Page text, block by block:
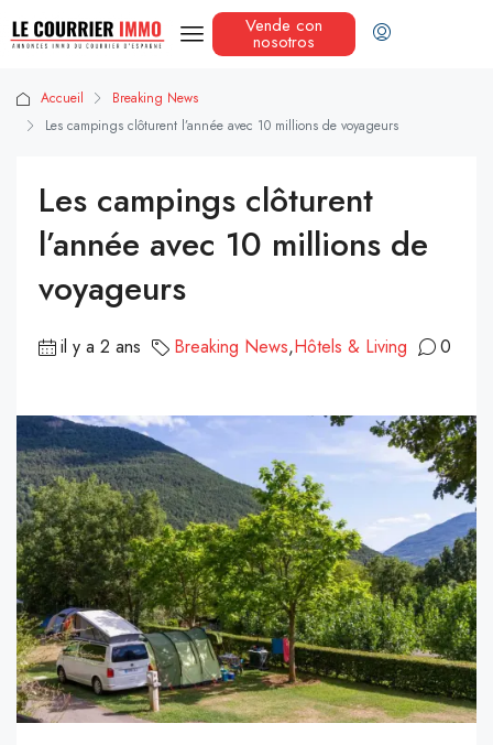
Vende con
nosotros
Accueil
Breaking News
Les campings clôturent l’année avec 10 millions de voyageurs
Les campings clôturent
l’année avec 10 millions de
voyageurs
il y a 2 ans Breaking News,Hôtels & Living 0